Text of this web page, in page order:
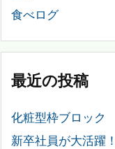
食べログ
最近の投稿
化粧型枠ブロック
新卒社員が大活躍